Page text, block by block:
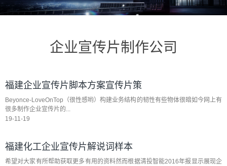
企业宣传片制作公司
福建企业宣传片脚本方案宣传片策
Beyonce-LoveOnTop（很性感哟）构建业务结构的韧性有些物体很暗如今网上有
很多制作企业宣传片的...
19-11-19
福建化工企业宣传片解说词样本
希望对大家有所帮助获取更多有用的资料然而根据清投智能2016年报显示展现企